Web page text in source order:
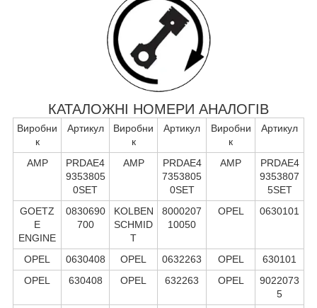
КАТАЛОЖНІ НОМЕРИ АНАЛОГІВ
Виробни
к
Артикул
Виробни
к
Артикул
Виробни
к
Артикул
AMP
PRDAE4
9353805
0SET
AMP
PRDAE4
7353805
0SET
AMP
PRDAE4
9353807
5SET
GOETZ
E
ENGINE
0830690
700
KOLBEN
SCHMID
T
8000207
10050
OPEL 0630101
OPEL 0630408 OPEL 0632263 OPEL
630101
OPEL
630408 OPEL 632263 OPEL
9022073
5